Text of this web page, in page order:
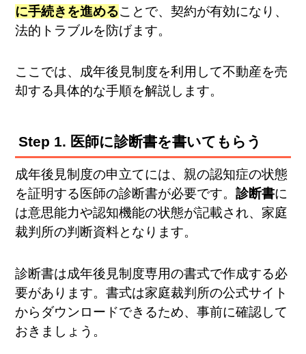
に手続きを進めることで、契約が有効になり、
法的トラブルを防げます。
ここでは、成年後見制度を利用して不動産を売
却する具体的な手順を解説します。
Step 1. 医師に診断書を書いてもらう
成年後見制度の申立てには、親の認知症の状態
を証明する医師の診断書が必要です。診断書に
は意思能力や認知機能の状態が記載され、家庭
裁判所の判断資料となります。
診断書は成年後見制度専用の書式で作成する必
要があります。書式は家庭裁判所の公式サイト
からダウンロードできるため、事前に確認して
おきましょう。